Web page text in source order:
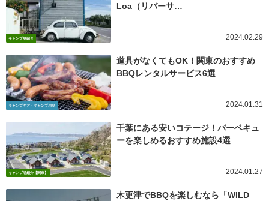
キャンプ場紹介
Loa（リバーサ…
2024.02.29
キャンプギア・キャンプ用品
道具がなくてもOK！関東のおすすめ
BBQレンタルサービス6選
2024.01.31
キャンプ場紹介【関東】
千葉にある安いコテージ！バーベキュ
ーを楽しめるおすすめ施設4選
2024.01.27
木更津でBBQを楽しむなら「WILD